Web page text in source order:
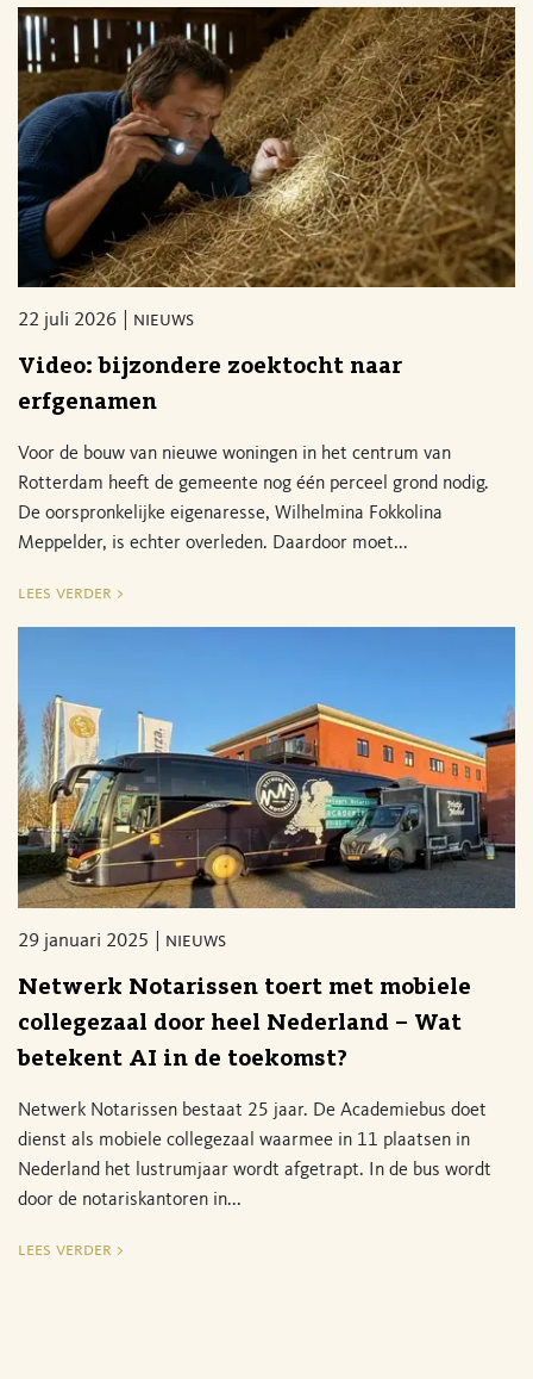
22 juli 2026 nieuws
Video: bijzondere zoektocht naar
erfgenamen
Voor de bouw van nieuwe woningen in het centrum van
Rotterdam heeft de gemeente nog één perceel grond nodig.
De oorspronkelijke eigenaresse, Wilhelmina Fokkolina
Meppelder, is echter overleden. Daardoor moet...
lees verder >
29 januari 2025 nieuws
Netwerk Notarissen toert met mobiele
collegezaal door heel Nederland – Wat
betekent AI in de toekomst?
Netwerk Notarissen bestaat 25 jaar. De Academiebus doet
dienst als mobiele collegezaal waarmee in 11 plaatsen in
Nederland het lustrumjaar wordt afgetrapt. In de bus wordt
door de notariskantoren in...
lees verder >